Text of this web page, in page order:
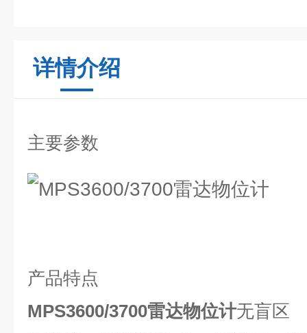
详情介绍
主要参数
产品特点
MPS3600/3700雷达物位计无盲区